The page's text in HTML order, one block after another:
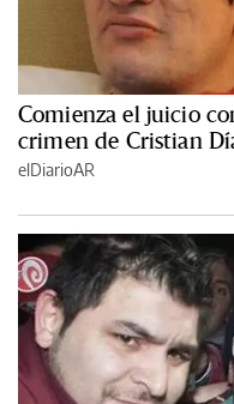
Comienza el juicio
crimen de Cristian
elDiarioAR